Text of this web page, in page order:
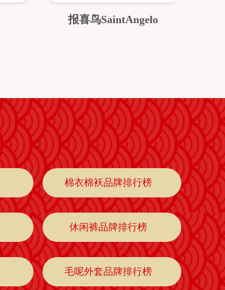
报喜鸟SaintAngelo
棉衣棉袄品牌排行榜
休闲裤品牌排行榜
毛呢外套品牌排行榜